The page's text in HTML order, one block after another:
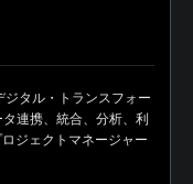
ジタル・トランスフォー
連携、統合、分析、利
ジェクトマネージャー